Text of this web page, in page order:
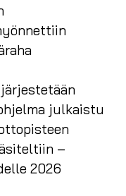
julkaistu
–
2026